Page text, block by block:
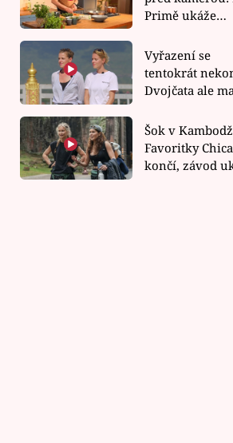
SERIÁLY A FILMY
VIDEO: Jak nalákat lidi do církve?
Trocha násilí neuškodí. To dobře
ví Franta Vlček
Primě ukáže
rychlé recepty
Vyřazení se
tentokrát
Dvojčata ale
závodu nůž na
Šok v
Favoritky
končí, závod